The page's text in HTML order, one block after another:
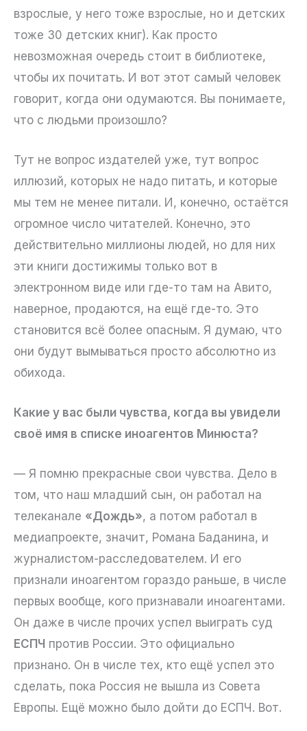
взрослые, у него тоже взрослые, но и детских
тоже 30 детских книг). Как просто
невозможная очередь стоит в библиотеке,
чтобы их почитать. И вот этот самый человек
говорит, когда они одумаются. Вы понимаете,
что с людьми произошло?
Тут не вопрос издателей уже, тут вопрос
иллюзий, которых не надо питать, и которые
мы тем не менее питали. И, конечно, остаётся
огромное число читателей. Конечно, это
действительно миллионы людей, но для них
эти книги достижимы только вот в
электронном виде или где-то там на Авито,
наверное, продаются, на ещё где-то. Это
становится всё более опасным. Я думаю, что
они будут вымываться просто абсолютно из
обихода.
Какие у вас были чувства, когда вы увидели
своё имя в списке иноагентов Минюста?
— Я помню прекрасные свои чувства. Дело в
том, что наш младший сын, он работал на
телеканале «Дождь», а потом работал в
медиапроекте, значит, Романа Баданина, и
журналистом-расследователем. И его
признали иноагентом гораздо раньше, в числе
первых вообще, кого признавали иноагентами.
Он даже в числе прочих успел выиграть суд
ЕСПЧ против России. Это официально
признано. Он в числе тех, кто ещё успел это
сделать, пока Россия не вышла из Совета
Европы. Ещё можно было дойти до ЕСПЧ. Вот.